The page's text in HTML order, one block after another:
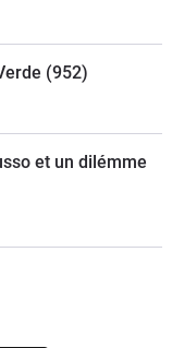
(952)
et un dilémme